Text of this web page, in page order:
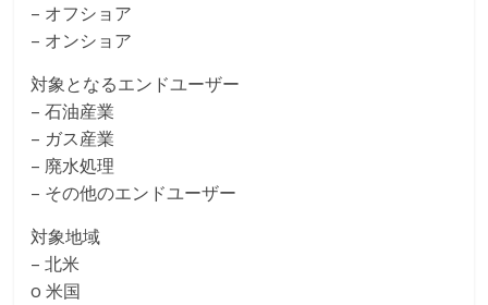
– オフショア
– オンショア
対象となるエンドユーザー
– 石油産業
– ガス産業
– 廃水処理
– その他のエンドユーザー
対象地域
– 北米
o 米国